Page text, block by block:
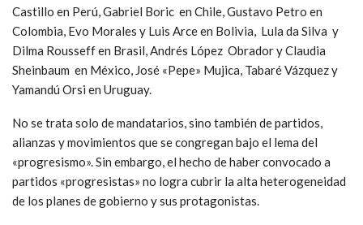
Castillo en Perú, Gabriel Boric en Chile, Gustavo Petro en
Colombia, Evo Morales y Luis Arce en Bolivia, Lula da Silva y
Dilma Rousseff en Brasil, Andrés López Obrador y Claudia
Sheinbaum en México, José «Pepe» Mujica, Tabaré Vázquez y
Yamandú Orsi en Uruguay.
No se trata solo de mandatarios, sino también de partidos,
alianzas y movimientos que se congregan bajo el lema del
«progresismo». Sin embargo, el hecho de haber convocado a
partidos «progresistas» no logra cubrir la alta heterogeneidad
de los planes de gobierno y sus protagonistas.